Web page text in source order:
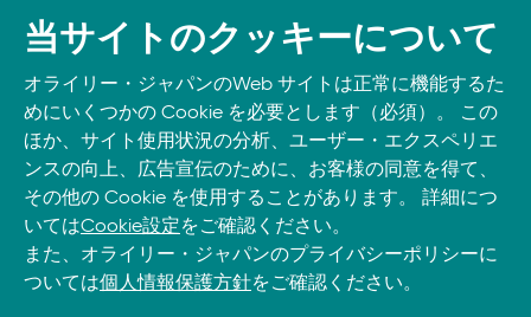
        1.5.3　train_bpe関数の実装
        1.5.4　特殊トークンに対応したトークナイザの実装
    1.6　事前トークン化
        1.6.1　事前トークン化の必要性
        1.6.2　GPT-2の事前トークン化パターン
        1.6.3　事前トークン化に対応したBPE学習の実装
        1.6.4　事前トークン化に対応したトークナイザの実装
    1.7　TinyCodesを用いた学習
        1.7.1　トークナイザの読み込み機能
        1.7.2　これまでのコードの整理
書籍注文
Take O’Reilly with you and learn anywhere, anytime on your
phone
and tablet.
当サイトのクッキーについて
オライリー・ジャパンのWeb サイトは正常に機能するた
めにいくつかの Cookie を必要とします（必須）。 この
ほか、サイト使用状況の分析、ユーザー・エクスペリエ
ンスの向上、広告宣伝のために、お客様の同意を得て、
その他の Cookie を使用することがあります。 詳細につ
いてはCookie設定をご確認ください。
また、オライリー・ジャパンのプライバシーポリシーに
ついては個人情報保護方針をご確認ください。